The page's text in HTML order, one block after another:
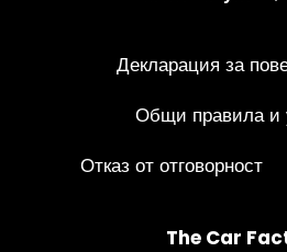
Декларация за
Общи правила и
Отказ от отговорност
The Car